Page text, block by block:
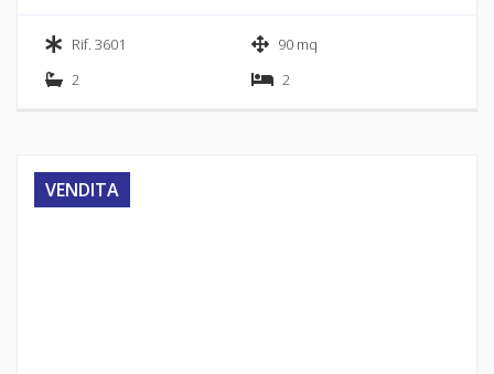
Rif. 3601
90 mq
2
2
VENDITA